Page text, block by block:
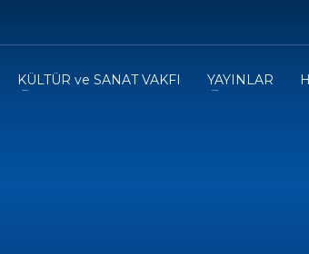
KÜLTÜR ve SANAT VAKFI YAYINLAR